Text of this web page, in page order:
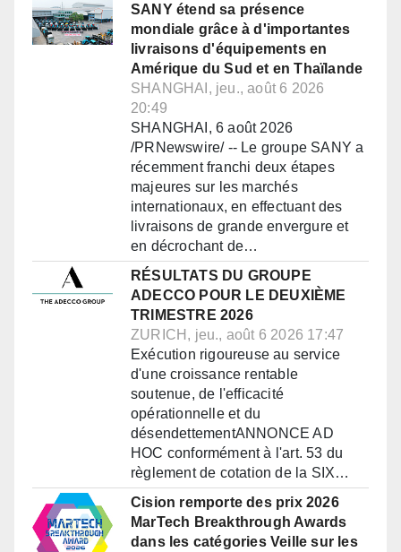
SANY étend sa présence
mondiale grâce à d'importantes
livraisons d'équipements en
Amérique du Sud et en Thaïlande
SHANGHAI, jeu., août 6 2026
20:49
SHANGHAI, 6 août 2026
/PRNewswire/ -- Le groupe SANY a
récemment franchi deux étapes
majeures sur les marchés
internationaux, en effectuant des
livraisons de grande envergure et
en décrochant de…
RÉSULTATS DU GROUPE
ADECCO POUR LE DEUXIÈME
TRIMESTRE 2026
ZURICH, jeu., août 6 2026 17:47
Exécution rigoureuse au service
d'une croissance rentable
soutenue, de l'efficacité
opérationnelle et du
désendettementANNONCE AD
HOC conformément à l'art. 53 du
règlement de cotation de la SIX…
Cision remporte des prix 2026
MarTech Breakthrough Awards
dans les catégories Veille sur les